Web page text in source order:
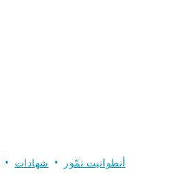
أنطوانيت نمّور شهادات